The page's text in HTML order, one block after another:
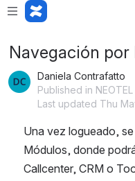
Navegación
Daniela Contrafatto
Published in NEOTEL
Last updated Thu
Una vez logueado,
Módulos, donde
Callcenter, CRM o